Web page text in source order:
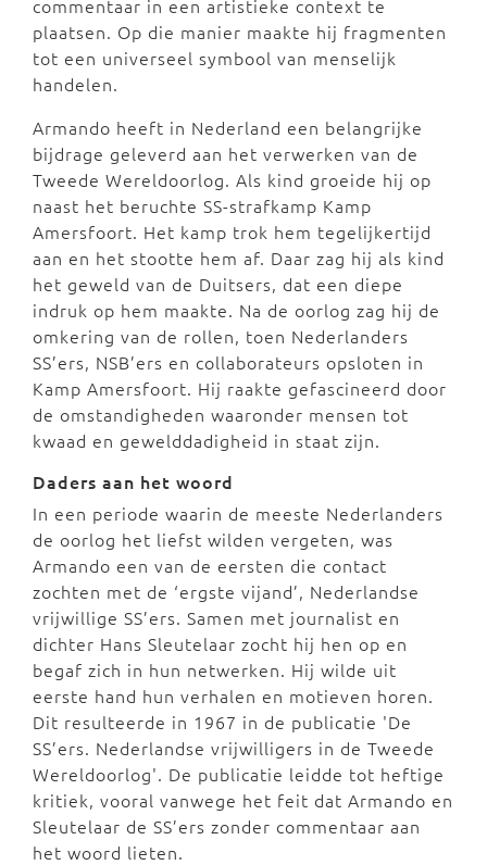
commentaar in een artistieke context te
plaatsen. Op die manier maakte hij fragmenten
tot een universeel symbool van menselijk
handelen.
Armando heeft in Nederland een belangrijke
bijdrage geleverd aan het verwerken van de
Tweede Wereldoorlog. Als kind groeide hij op
naast het beruchte SS-strafkamp Kamp
Amersfoort. Het kamp trok hem tegelijkertijd
aan en het stootte hem af. Daar zag hij als kind
het geweld van de Duitsers, dat een diepe
indruk op hem maakte. Na de oorlog zag hij de
omkering van de rollen, toen Nederlanders
SS’ers, NSB’ers en collaborateurs opsloten in
Kamp Amersfoort. Hij raakte gefascineerd door
de omstandigheden waaronder mensen tot
kwaad en gewelddadigheid in staat zijn.
Daders aan het woord
In een periode waarin de meeste Nederlanders
de oorlog het liefst wilden vergeten, was
Armando een van de eersten die contact
zochten met de ‘ergste vijand’, Nederlandse
vrijwillige SS’ers. Samen met journalist en
dichter Hans Sleutelaar zocht hij hen op en
begaf zich in hun netwerken. Hij wilde uit
eerste hand hun verhalen en motieven horen.
Dit resulteerde in 1967 in de publicatie 'De
SS’ers. Nederlandse vrijwilligers in de Tweede
Wereldoorlog'. De publicatie leidde tot heftige
kritiek, vooral vanwege het feit dat Armando en
Sleutelaar de SS’ers zonder commentaar aan
het woord lieten.